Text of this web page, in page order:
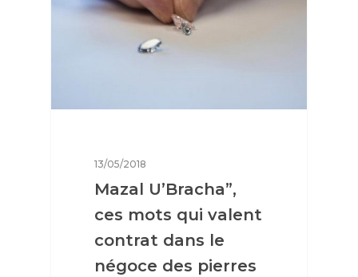
13/05/2018
Mazal U’Bracha”,
ces mots qui valent
contrat dans le
négoce des pierres